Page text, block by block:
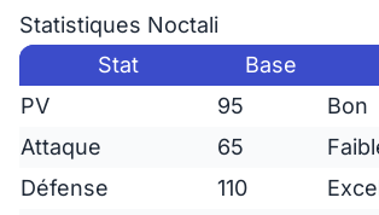
Statistiques Noctali
Stat
Base
PV
95
Bon
Attaque
65
Défense
110